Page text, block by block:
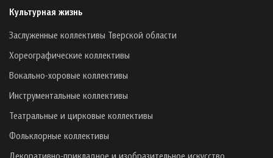
Культурная жизнь
Заслуженные коллективы Тверской области
Хореографические коллективы
Вокально-хоровые коллективы
Инструментальные коллективы
Театральные и цирковые коллективы
Фольклорные коллективы
Декоративно-прикладное и изобразительное искусство